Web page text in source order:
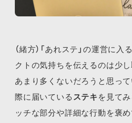
（緒方）「あれステ」の運営に
クトの気持ちを伝えるのは少
あまり多くないだろうと思って
際に届いている ステキ を見て
ッチな部分や詳細な行動を褒